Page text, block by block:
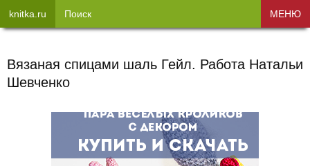
Вязаная спицами шаль Гейл. Работа Натальи
Шевченко
knitka.ru Поиск МЕНЮ